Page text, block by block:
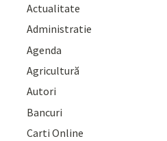
Actualitate
Administratie
Agenda
Agricultură
Autori
Bancuri
Carti Online